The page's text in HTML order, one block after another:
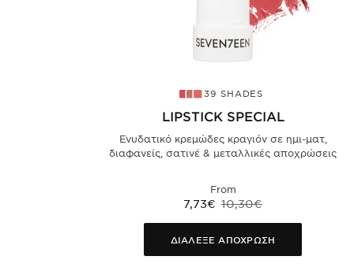
39 SHADES
LIPSTICK SPECIAL
Ενυδατικό κρεμώδες κραγιόν σε ημι-ματ,
διαφανείς, σατινέ & μεταλλικές αποχρώσεις
From
7,73€ 10,30€
ΔΙΑΛΕΞΕ ΑΠΟΧΡΩΣΗ